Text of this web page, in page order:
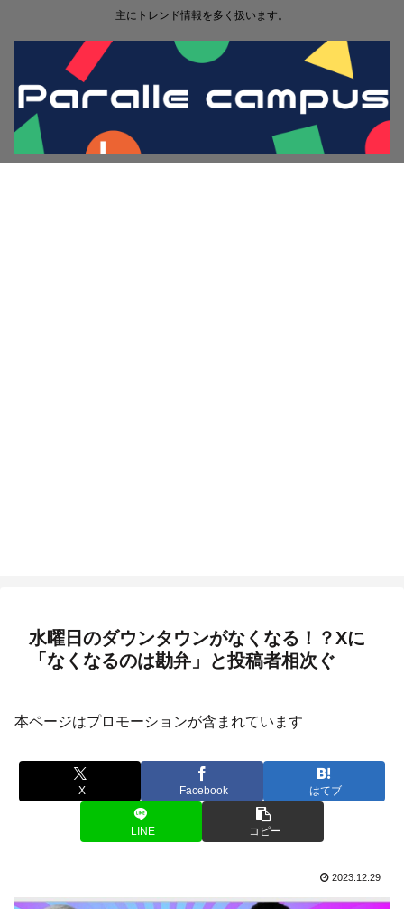
主にトレンド情報を多く扱います。
水曜日のダウンタウンがなくなる！？Xに
「なくなるのは勘弁」と投稿者相次ぐ
本ページはプロモーションが含まれています
X Facebook はてブ
LINE コピー
2023.12.29